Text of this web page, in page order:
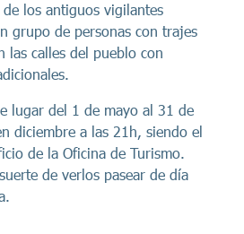
los antiguos vigilantes
grupo de personas con trajes
las calles del pueblo con
lugar del 1 de mayo al 31 de
diciembre a las 21h, siendo el
de la Oficina de Turismo.
de verlos pasear de día